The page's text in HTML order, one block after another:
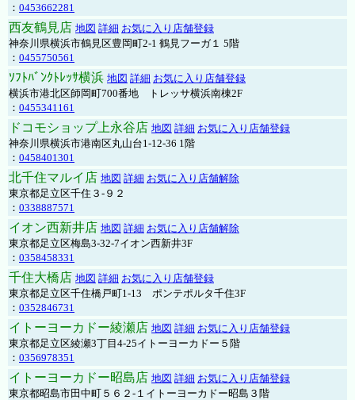
： 0453662281
西友鶴見店 地図 詳細 お気に入り店舗登録
神奈川県横浜市鶴見区豊岡町2-1 鶴見フーガ１ 5階
： 0455750561
ｿﾌﾄﾊﾞﾝｸﾄﾚｯｻ横浜 地図 詳細 お気に入り店舗登録
横浜市港北区師岡町700番地 トレッサ横浜南棟2F
： 0455341161
ドコモショップ上永谷店 地図 詳細 お気に入り店舗登録
神奈川県横浜市港南区丸山台1-12-36 1階
： 0458401301
北千住マルイ店 地図 詳細 お気に入り店舗解除
東京都足立区千住３-９２
： 0338887571
イオン西新井店 地図 詳細 お気に入り店舗解除
東京都足立区梅島3-32-7イオン西新井3F
： 0358458331
千住大橋店 地図 詳細 お気に入り店舗登録
東京都足立区千住橋戸町1-13 ポンテポルタ千住3F
： 0352846731
イトーヨーカドー綾瀬店 地図 詳細 お気に入り店舗登録
東京都足立区綾瀬3丁目4-25イトーヨーカドー５階
： 0356978351
イトーヨーカドー昭島店 地図 詳細 お気に入り店舗登録
東京都昭島市田中町５６２-１イトーヨーカドー昭島３階